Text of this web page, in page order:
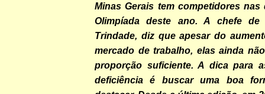
Minas Gerais tem competidores nas
Olimpíada deste ano. A chefe de
Trindade, diz que apesar do
mercado de trabalho, elas ainda
proporção suficiente. A dica para
deficiência é buscar uma boa